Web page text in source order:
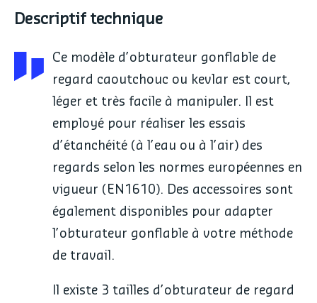
Descriptif technique
Ce modèle d’obturateur gonflable de
regard caoutchouc ou kevlar est court,
léger et très facile à manipuler. Il est
employé pour réaliser les essais
d’étanchéité (à l’eau ou à l’air) des
regards selon les normes européennes en
vigueur (EN1610). Des accessoires sont
également disponibles pour adapter
l’obturateur gonflable à votre méthode
de travail.
Il existe 3 tailles d’obturateur de regard